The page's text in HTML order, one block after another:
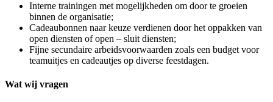
Interne trainingen met mogelijkheden om door te groeien
binnen de organisatie;
Cadeaubonnen naar keuze verdienen door het oppakken van
open diensten of open – sluit diensten;
Fijne secundaire arbeidsvoorwaarden zoals een budget voor
teamuitjes en cadeautjes op diverse feestdagen.
Wat wij vragen